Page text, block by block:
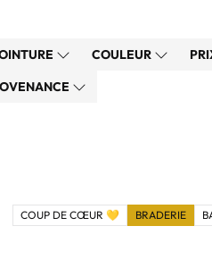
COULEUR
COUP DE CŒUR 💛 BRADERIE